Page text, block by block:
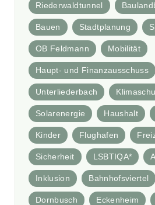
Riederwaldtunnel
Bauen Stadtplanung
OB Feldmann Mobilität
Haupt- und Finanzausschuss
Unterliederbach
Solarenergie Haushalt
Kinder Flughafen
Sicherheit LSBTIQA*
Inklusion Bahnhofsviertel
Dornbusch Eckenheim